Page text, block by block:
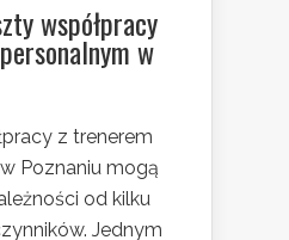
współpracy
w
z trenerem
Poznaniu mogą
od kilku
Jednym